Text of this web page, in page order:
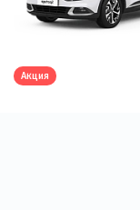
Акция